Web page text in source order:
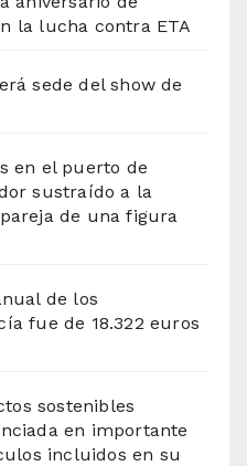
la lucha contra ETA
sede del show de
en el puerto de
sustraído a la
de una figura
de los
fue de 18.322 euros
sostenibles
en importante
incluidos en su